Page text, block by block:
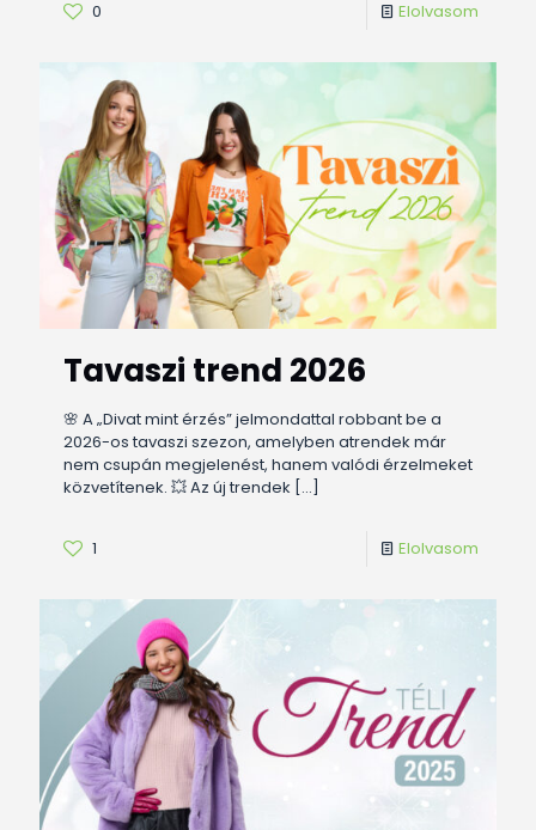
0 Elolvasom
Tavaszi trend 2026
🌸 A „Divat mint érzés” jelmondattal robbant be a
2026-os tavaszi szezon, amelyben atrendek már
nem csupán megjelenést, hanem valódi érzelmeket
közvetítenek. 💥 Az új trendek […]
1 Elolvasom